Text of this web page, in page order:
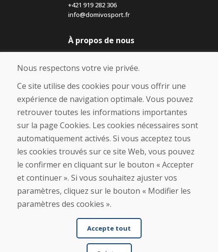
+421 919 282 306
info@domivosport.fr
À propos de nous
Blog
À propos de nous
Boutique
Contact
Achat
Boutique en ligne
Expédition et paiement
Procédure de réclamation
Politique de retour et d’échange
Politique de confidentialité (RGPD)
Gestion des Cookies
Nous respectons votre vie privée.
Ce site utilise des cookies pour vous offrir une
expérience de navigation optimale. Vous pouvez
retrouver toutes les informations importantes
sur la page Cookies. Les cookies nécessaires sont
automatiquement activés. Si vous acceptez tous
les cookies trouvés sur ce site Web, vous pouvez
le confirmer en cliquant sur le bouton « Accepter
et continuer ». Si vous souhaitez ajuster vos
paramètres, cliquez sur le bouton « Modifier les
paramètres des cookies ».
Accepte tout